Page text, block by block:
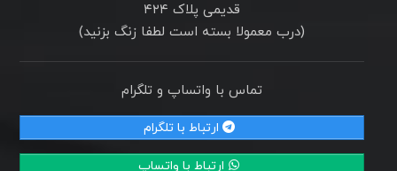
قدیمی پلاک ۴۲۴
(درب معمولا بسته است لطفا زنگ بزنید)
تماس با واتساپ و تلگرام
ارتباط با تلگرام
ارتباط با واتساپ